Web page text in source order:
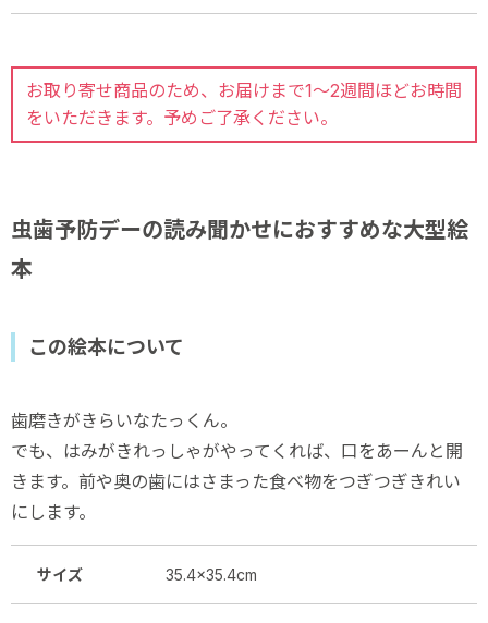
お取り寄せ商品のため、お届けまで1～2週間ほどお時間
をいただきます。予めご了承ください。
虫歯予防デーの読み聞かせにおすすめな大型絵
本
この絵本について
歯磨きがきらいなたっくん。
でも、はみがきれっしゃがやってくれば、口をあーんと開
きます。前や奥の歯にはさまった食べ物をつぎつぎきれい
にします。
サイズ 35.4×35.4cm